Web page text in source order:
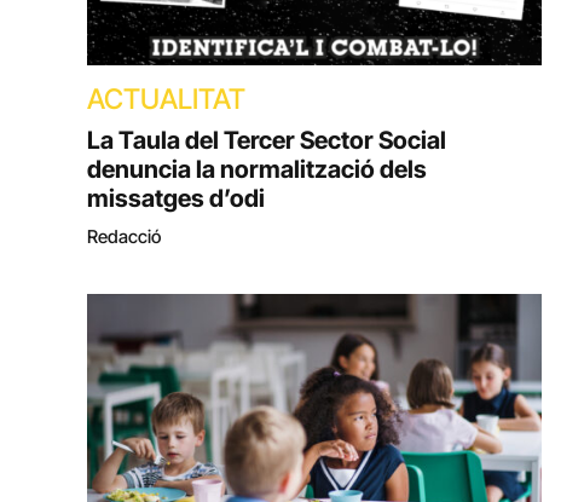
ACTUALITAT
La Taula del Tercer Sector Social
denuncia la normalització dels
missatges d’odi
Redacció